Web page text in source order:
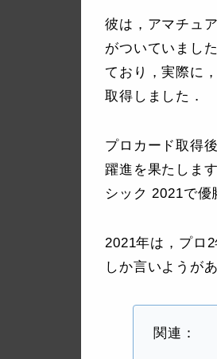
彼は，アマチュ
がついていまし
ており，実際に
取得しました．
プロカード取得
躍進を果たしま
シック 2021で優
2021年は，プロ
しか言いようが
関連：